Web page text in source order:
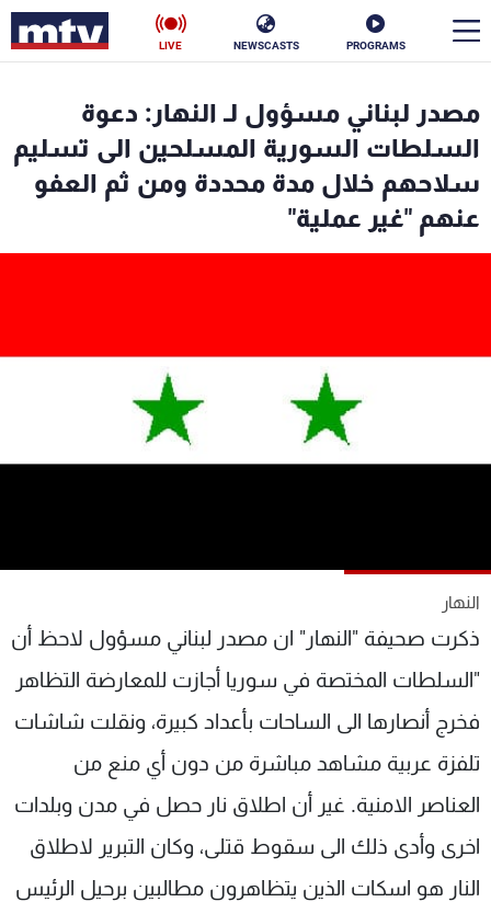
PROGRAMS
NEWSCASTS
LIVE
مصدر لبناني مسؤول لـ النهار: دعوة
السلطات السورية المسلحين الى تسليم
سلاحهم خلال مدة محددة ومن ثم العفو
عنهم "غير عملية"
النهار
ذكرت صحيفة "النهار" ان مصدر لبناني مسؤول لاحظ أن
"السلطات المختصة في سوريا أجازت للمعارضة التظاهر
فخرج أنصارها الى الساحات بأعداد كبيرة، ونقلت شاشات
تلفزة عربية مشاهد مباشرة من دون أي منع من
العناصر الامنية. غير أن اطلاق نار حصل في مدن وبلدات
اخرى وأدى ذلك الى سقوط قتلى، وكان التبرير لاطلاق
النار هو اسكات الذين يتظاهرون مطالبين برحيل الرئيس
الأخبار
إقتصاد فن
كأس العالم
الإنـتـاج
تواصل معنا
سياسة الخصوصية